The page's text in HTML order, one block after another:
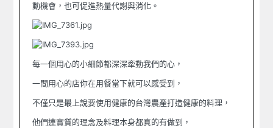
動機會，也可促進熱量代謝與消化。
每一個用心的小細節都深深牽動我們的心，
一間用心的店你在用餐當下就可以感受到，
不僅只是最上說要使用健康的台灣農產打造健康的料理，
他們連實質的理念及料理本身都真的有做到，